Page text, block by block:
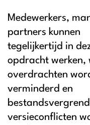
Medewerkers,
partners kunnen
tegelijkertijd in
opdracht werken,
overdrachten
verminderd en
versieconflicten